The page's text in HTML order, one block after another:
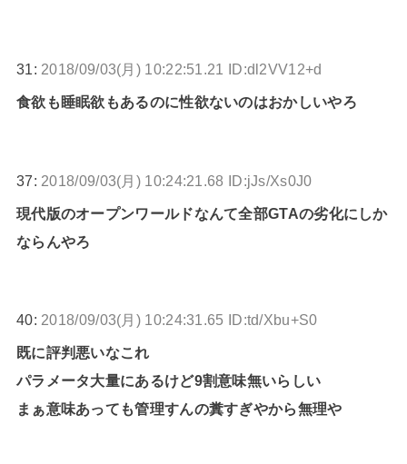
31: 2018/09/03(月) 10:22:51.21 ID:dl2VV12+d
食欲も睡眠欲もあるのに性欲ないのはおかしいやろ
37: 2018/09/03(月) 10:24:21.68 ID:jJs/Xs0J0
現代版のオープンワールドなんて全部GTAの劣化にしか
ならんやろ
40: 2018/09/03(月) 10:24:31.65 ID:td/Xbu+S0
既に評判悪いなこれ
パラメータ大量にあるけど9割意味無いらしい
まぁ意味あっても管理すんの糞すぎやから無理や